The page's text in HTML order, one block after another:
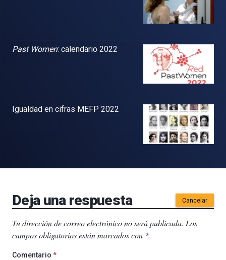
Past Women: calendario 2022
Igualdad en cifras MEFP 2022
Deja una respuesta Cancelar
Tu dirección de correo electrónico no será publicada. Los
campos obligatorios están marcados con *.
Comentario *